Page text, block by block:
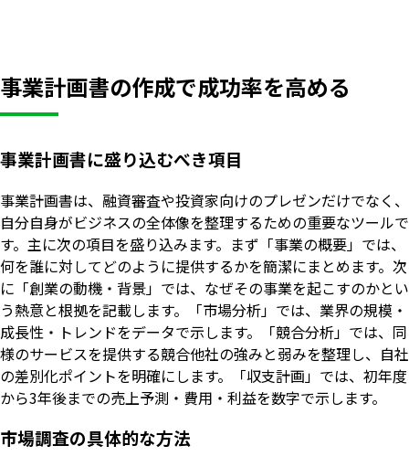
事業計画書の作成で成功率を高める
事業計画書に盛り込むべき項目
事業計画書は、融資審査や投資家向けのプレゼンだけでなく、
自分自身がビジネスの全体像を整理するための重要なツールで
す。主に次の項目を盛り込みます。まず「事業の概要」では、
何を誰に対してどのように提供するかを簡潔にまとめます。次
に「創業の動機・背景」では、なぜその事業を起こすのかとい
う熱意と根拠を記載します。「市場分析」では、業界の規模・
成長性・トレンドをデータで示します。「競合分析」では、同
様のサービスを提供する競合他社の強みと弱みを整理し、自社
の差別化ポイントを明確にします。「収支計画」では、初年度
から3年後までの売上予測・費用・利益を数字で示します。
市場調査の具体的な方法